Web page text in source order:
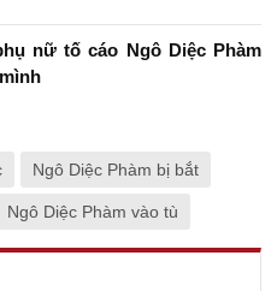
nữ tố cáo Ngô Diệc Phàm
Ngô Diệc Phàm bị bắt
Ngô Diệc Phàm vào tù